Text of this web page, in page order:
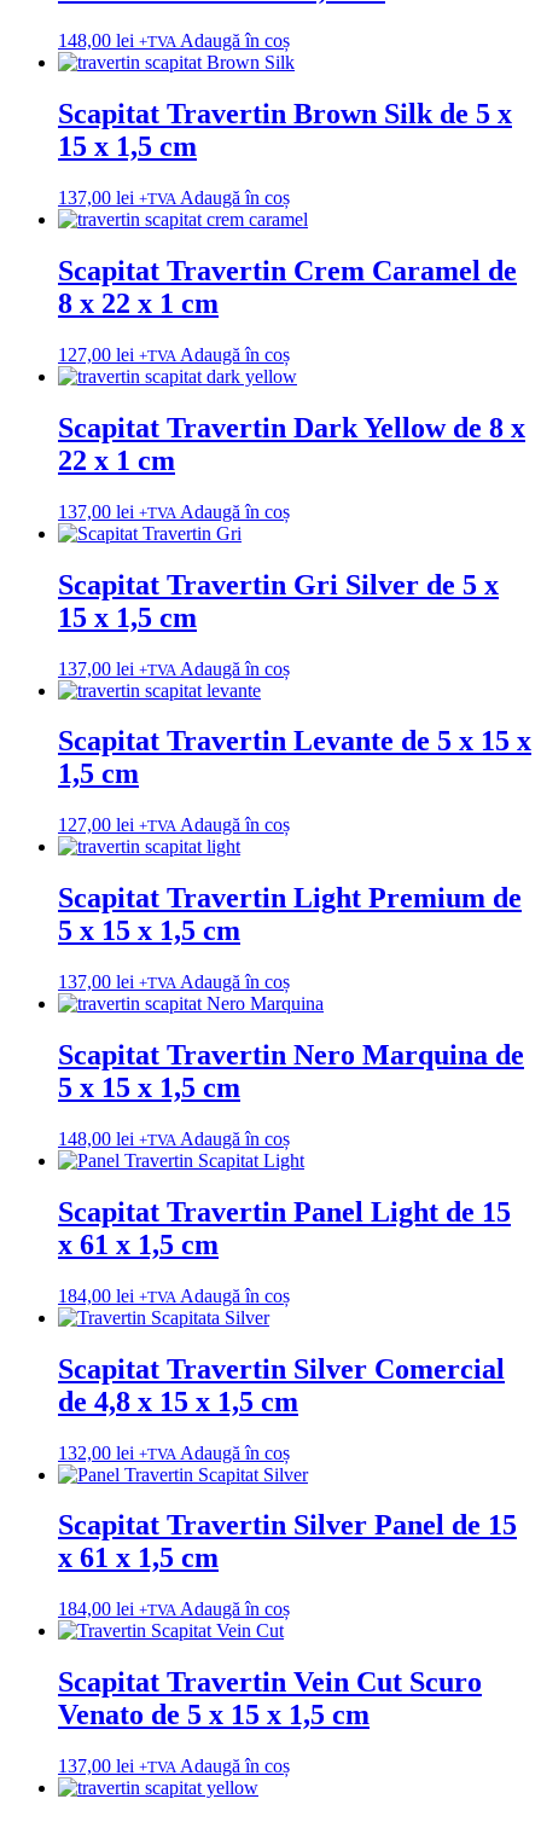
148,00 lei +TVA Adaugă în coș
Scapitat Travertin Brown Silk de 5 x
15 x 1,5 cm
137,00 lei +TVA Adaugă în coș
Scapitat Travertin Crem Caramel de
8 x 22 x 1 cm
127,00 lei +TVA Adaugă în coș
Scapitat Travertin Dark Yellow de 8 x
22 x 1 cm
137,00 lei +TVA Adaugă în coș
Scapitat Travertin Gri Silver de 5 x
15 x 1,5 cm
137,00 lei +TVA Adaugă în coș
Scapitat Travertin Levante de 5 x 15 x
1,5 cm
127,00 lei +TVA Adaugă în coș
Scapitat Travertin Light Premium de
5 x 15 x 1,5 cm
137,00 lei +TVA Adaugă în coș
Scapitat Travertin Nero Marquina de
5 x 15 x 1,5 cm
148,00 lei +TVA Adaugă în coș
Scapitat Travertin Panel Light de 15
x 61 x 1,5 cm
184,00 lei +TVA Adaugă în coș
Scapitat Travertin Silver Comercial
de 4,8 x 15 x 1,5 cm
132,00 lei +TVA Adaugă în coș
Scapitat Travertin Silver Panel de 15
x 61 x 1,5 cm
184,00 lei +TVA Adaugă în coș
Scapitat Travertin Vein Cut Scuro
Venato de 5 x 15 x 1,5 cm
137,00 lei +TVA Adaugă în coș